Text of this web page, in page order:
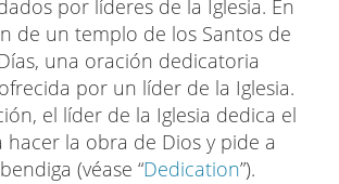
por líderes de la Iglesia. En
de un templo de los Santos de
una oración dedicatoria
por un líder de la Iglesia.
el líder de la Iglesia dedica el
la obra de Dios y pide a
(véase “Dedication”).